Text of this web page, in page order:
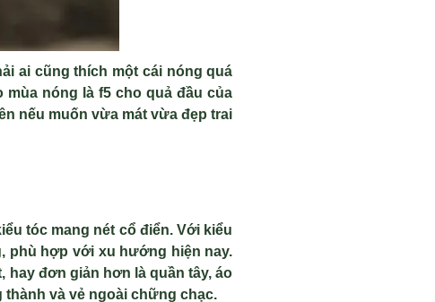
ai cũng thích một cái nóng quá
nóng là f5 cho quả đầu của
nếu muốn vừa mát vừa đẹp trai
tóc mang nét cổ điển. Với kiểu
phù hợp với xu hướng hiện nay.
đơn giản hơn là quần tây, áo
và vẻ ngoài chững chạc.